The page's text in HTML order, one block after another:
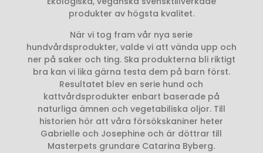
produkter av högsta kvalitet.
När vi tog fram vår nya serie
hundvårdsprodukter, valde vi att vända upp och
ner på saker och ting. Ska produkterna bli riktigt
bra kan vi lika gärna testa dem på barn först.
Resultatet blev en serie hund och
kattvårdsprodukter enbart baserade på
naturliga ämnen och vegetabiliska oljor. Till
historien hör att våra försökskaniner heter
Gabrielle och Josephine och är döttrar till
Masterpets grundare Catarina Byberg.